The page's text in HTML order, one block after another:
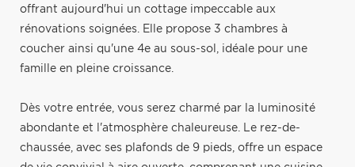
offrant aujourd'hui un cottage impeccable aux
rénovations soignées. Elle propose 3 chambres à
coucher ainsi qu'une 4e au sous-sol, idéale pour une
famille en pleine croissance.
Dès votre entrée, vous serez charmé par la luminosité
abondante et l'atmosphère chaleureuse. Le rez-de-
chaussée, avec ses plafonds de 9 pieds, offre un espace